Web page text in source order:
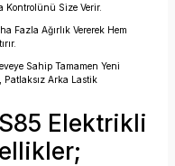
Kontrolünü Size Verir.
Fazla Ağırlık Vererek Hem
Sahip Tamamen Yeni
Patlaksız Arka Lastik
Elektrikli